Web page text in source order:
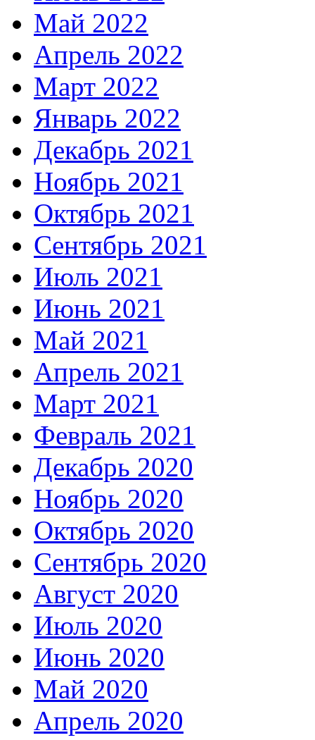
Май 2022
Апрель 2022
Март 2022
Январь 2022
Декабрь 2021
Ноябрь 2021
Октябрь 2021
Сентябрь 2021
Июль 2021
Июнь 2021
Май 2021
Апрель 2021
Март 2021
Февраль 2021
Декабрь 2020
Ноябрь 2020
Октябрь 2020
Сентябрь 2020
Август 2020
Июль 2020
Июнь 2020
Май 2020
Апрель 2020